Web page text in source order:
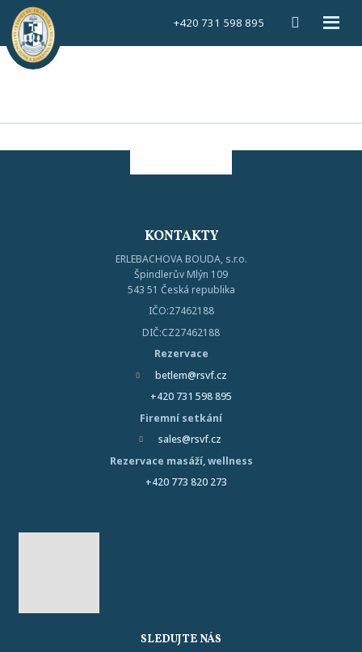
+420 731 598 895
KONTAKTY
ERLEBACHOVA BOUDA, s.r.o.
Špindlerův Mlýn 109
543 51 Česká republika
IČO:27462188
DIČ:CZ27462188
Rezervace
betlem@rsvf.cz
+420 731 598 895
Firemní setkání
sales@rsvf.cz
Rezervace masáží, wellness
+420 773 820 273
SLEDUJTE NÁS